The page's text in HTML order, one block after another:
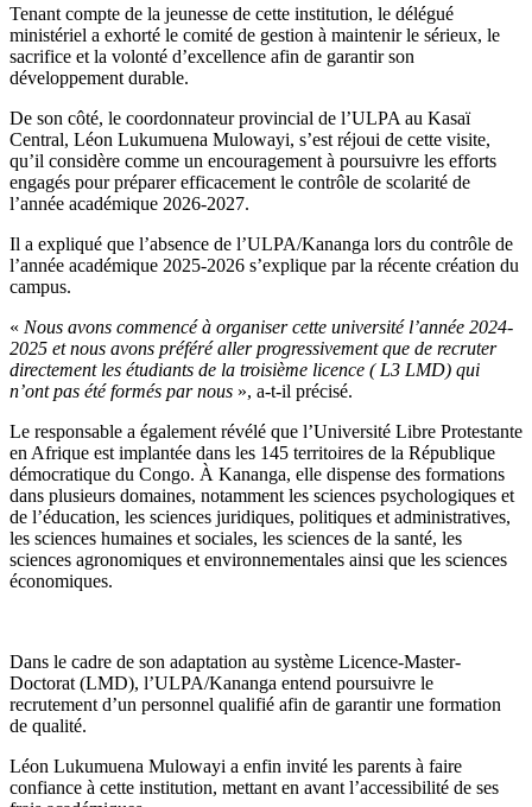
Tenant compte de la jeunesse de cette institution, le délégué
ministériel a exhorté le comité de gestion à maintenir le sérieux, le
sacrifice et la volonté d’excellence afin de garantir son
développement durable.
De son côté, le coordonnateur provincial de l’ULPA au Kasaï
Central, Léon Lukumuena Mulowayi, s’est réjoui de cette visite,
qu’il considère comme un encouragement à poursuivre les efforts
engagés pour préparer efficacement le contrôle de scolarité de
l’année académique 2026-2027.
Il a expliqué que l’absence de l’ULPA/Kananga lors du contrôle de
l’année académique 2025-2026 s’explique par la récente création du
campus.
« Nous avons commencé à organiser cette université l’année 2024-
2025 et nous avons préféré aller progressivement que de recruter
directement les étudiants de la troisième licence ( L3 LMD) qui
n’ont pas été formés par nous », a-t-il précisé.
Le responsable a également révélé que l’Université Libre Protestante
en Afrique est implantée dans les 145 territoires de la République
démocratique du Congo. À Kananga, elle dispense des formations
dans plusieurs domaines, notamment les sciences psychologiques et
de l’éducation, les sciences juridiques, politiques et administratives,
les sciences humaines et sociales, les sciences de la santé, les
sciences agronomiques et environnementales ainsi que les sciences
économiques.
Dans le cadre de son adaptation au système Licence-Master-
Doctorat (LMD), l’ULPA/Kananga entend poursuivre le
recrutement d’un personnel qualifié afin de garantir une formation
de qualité.
Léon Lukumuena Mulowayi a enfin invité les parents à faire
confiance à cette institution, mettant en avant l’accessibilité de ses